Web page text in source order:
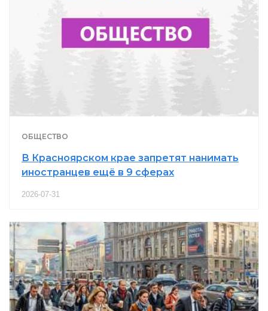
ОБЩЕСТВО
В Красноярском крае запретят нанимать
иностранцев ещё в 9 сферах
2026-07-31